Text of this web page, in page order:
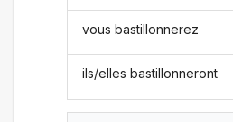
vous bastillonnerez
ils/elles bastillonneront